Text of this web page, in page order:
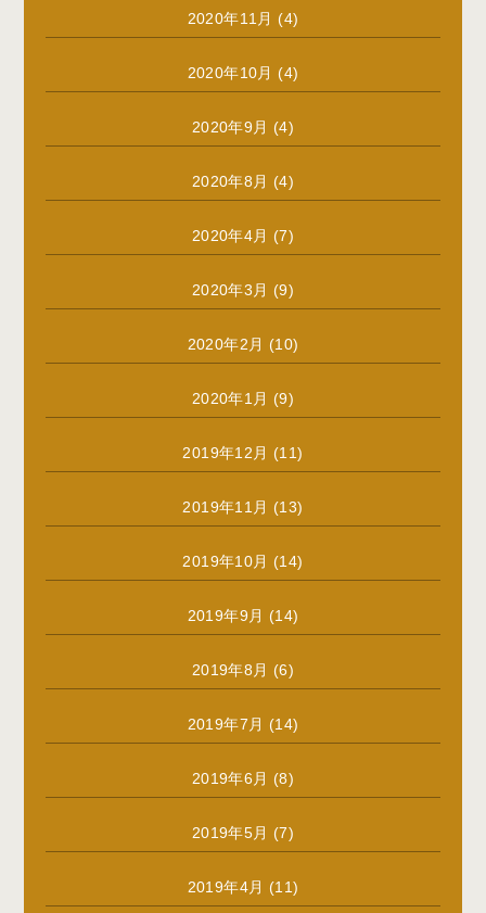
2020年11月 (4)
2020年10月 (4)
2020年9月 (4)
2020年8月 (4)
2020年4月 (7)
2020年3月 (9)
2020年2月 (10)
2020年1月 (9)
2019年12月 (11)
2019年11月 (13)
2019年10月 (14)
2019年9月 (14)
2019年8月 (6)
2019年7月 (14)
2019年6月 (8)
2019年5月 (7)
2019年4月 (11)